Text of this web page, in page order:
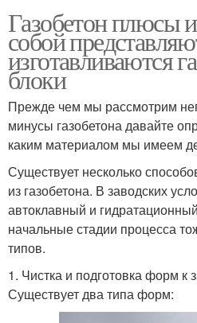
Газобетон плюсы
собой
изготавливаются
блоки
Прежде чем мы рассмотрим
минусы газобетона давайте
каким материалом мы имеем
Существует несколько
из газобетона. В заводских
автоклавный и
начальные стадии процесса
типов.
1. Чистка и подготовка форм к
Существует два типа форм: